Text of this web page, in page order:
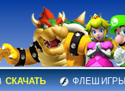
СКАЧАТЬ ФЛЕШ